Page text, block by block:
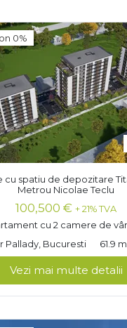
0%
cu spatiu de depozitare
Metrou Nicolae Teclu
100,500 € + 21% TVA
cu 2 camere de
Pallady, Bucuresti
61.9
Vezi mai multe detalii